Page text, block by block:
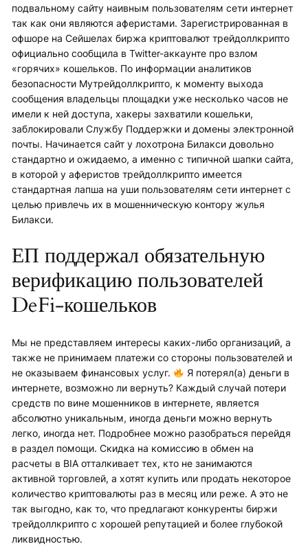
подвальному сайту наивным пользователям сети интернет
так как они являются аферистами. Зарегистрированная в
офшоре на Сейшелах биржа криптовалют трейдоллкрипто
официально сообщила в Twitter-аккаунте про взлом
«горячих» кошельков. По информации аналитиков
безопасности Myтрейдоллкрипто, к моменту выхода
сообщения владельцы площадки уже несколько часов не
имели к ней доступа, хакеры захватили кошельки,
заблокировали Службу Поддержки и домены электронной
почты. Начинается сайт у лохотрона Билакси довольно
стандартно и ожидаемо, а именно с типичной шапки сайта,
в которой у аферистов трейдоллкрипто имеется
стандартная лапша на уши пользователям сети интернет с
целью привлечь их в мошенническую контору жулья
Билакси.
ЕП поддержал обязательную
верификацию пользователей
DeFi-кошельков
Мы не представляем интересы каких-либо организаций, а
также не принимаем платежи со стороны пользователей и
не оказываем финансовых услуг.
Я потерял(а) деньги в
интернете, возможно ли вернуть? Каждый случай потери
средств по вине мошенников в интернете, является
абсолютно уникальным, иногда деньги можно вернуть
легко, иногда нет. Подробнее можно разобраться перейдя
в раздел помощи. Скидка на комиссию в обмен на
расчеты в BIA отталкивает тех, кто не занимаются
активной торговлей, а хотят купить или продать некоторое
количество криптовалюты раз в месяц или реже. А это не
так выгодно, как то, что предлагают конкуренты биржи
трейдоллкрипто с хорошей репутацией и более глубокой
ликвидностью.